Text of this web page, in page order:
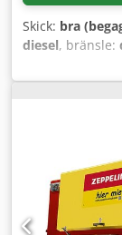
Skick: bra
diesel, bränsle:
ATLASCOPCO
2005 EFFEKT